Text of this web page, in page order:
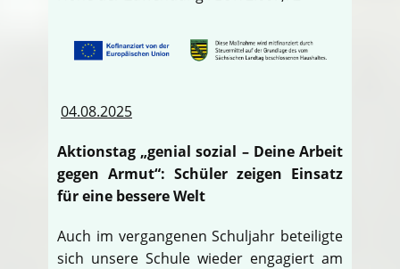
04.08.2025
Aktionstag „genial sozial – Deine Arbeit
gegen Armut“: Schüler zeigen Einsatz
für eine bessere Welt
Auch im vergangenen Schuljahr beteiligte
sich unsere Schule wieder engagiert am